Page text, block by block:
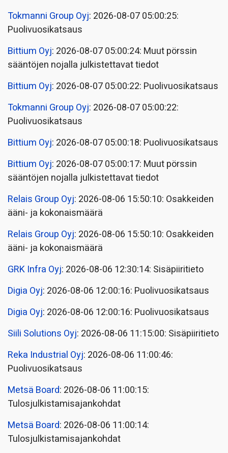
Tokmanni Group Oyj: 2026-08-07 05:00:25:
Puolivuosikatsaus
Bittium Oyj: 2026-08-07 05:00:24: Muut pörssin
sääntöjen nojalla julkistettavat tiedot
Bittium Oyj: 2026-08-07 05:00:22: Puolivuosikatsaus
Tokmanni Group Oyj: 2026-08-07 05:00:22:
Puolivuosikatsaus
Bittium Oyj: 2026-08-07 05:00:18: Puolivuosikatsaus
Bittium Oyj: 2026-08-07 05:00:17: Muut pörssin
sääntöjen nojalla julkistettavat tiedot
Relais Group Oyj: 2026-08-06 15:50:10: Osakkeiden
ääni- ja kokonaismäärä
Relais Group Oyj: 2026-08-06 15:50:10: Osakkeiden
ääni- ja kokonaismäärä
GRK Infra Oyj: 2026-08-06 12:30:14: Sisäpiiritieto
Digia Oyj: 2026-08-06 12:00:16: Puolivuosikatsaus
Digia Oyj: 2026-08-06 12:00:16: Puolivuosikatsaus
Siili Solutions Oyj: 2026-08-06 11:15:00: Sisäpiiritieto
Reka Industrial Oyj: 2026-08-06 11:00:46:
Puolivuosikatsaus
Metsä Board: 2026-08-06 11:00:15:
Tulosjulkistamisajankohdat
Metsä Board: 2026-08-06 11:00:14:
Tulosjulkistamisajankohdat